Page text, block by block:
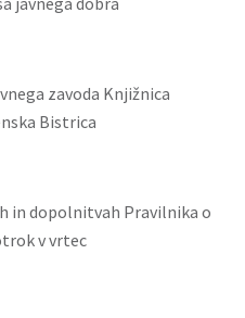
zavoda Knjižnica
Bistrica
in dopolnitvah Pravilnika o
v vrtec